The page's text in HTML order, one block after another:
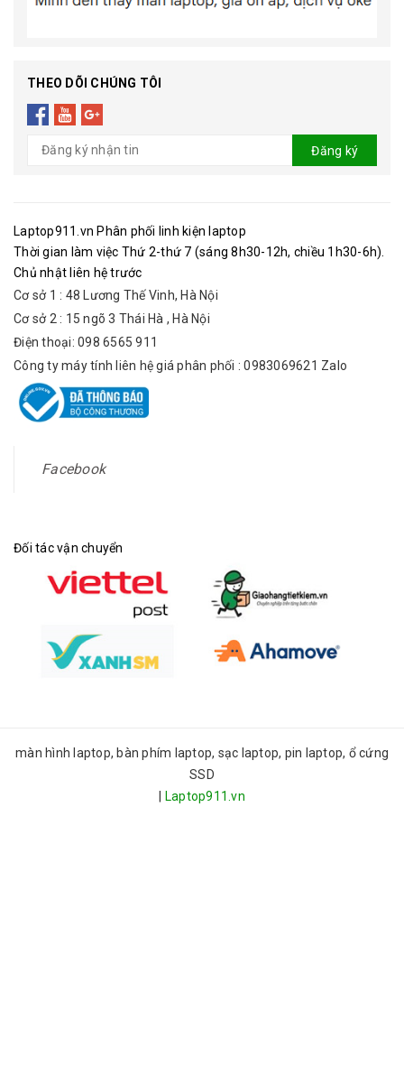
THEO DÕI CHÚNG TÔI
Đăng ký
Laptop911.vn Phân phối linh kiện laptop
Thời gian làm việc Thứ 2-thứ 7 (sáng 8h30-12h, chiều 1h30-6h).
Chủ nhật liên hệ trước
Cơ sở 1 : 48 Lương Thế Vinh, Hà Nội
Cơ sở 2 : 15 ngõ 3 Thái Hà , Hà Nội
Điện thoại: 098 6565 911
Công ty máy tính liên hệ giá phân phối : 0983069621 Zalo
Facebook
Đối tác vận chuyển
màn hình laptop, bàn phím laptop, sạc laptop, pin laptop, ổ cứng
SSD
| Laptop911.vn